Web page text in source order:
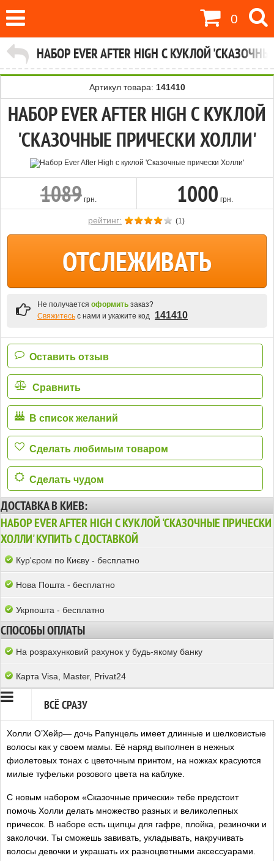
Артикул товара: 141410
НАБОР EVER AFTER HIGH С КУКЛОЙ
'СКАЗОЧНЫЕ ПРИЧЕСКИ ХОЛЛИ'
1089 грн. 1000 грн.
рейтинг: (1)
ОТСЛЕЖИВАТЬ
Не получается оформить заказ?
Свяжитесь с нами и укажите код 141410
Оставить отзыв
Сравнить
В список желаний
Сделать любимым товаром
Сделать чудом
ДОСТАВКА В КИЕВ:
НАБОР EVER AFTER HIGH С КУКЛОЙ 'СКАЗОЧНЫЕ ПРИЧЕСКИ
ХОЛЛИ' КУПИТЬ С ДОСТАВКОЙ
Кур'єром по Києву - бесплатно
Нова Пошта - бесплатно
Укрпошта - бесплатно
СПОСОБЫ ОПЛАТЫ
На розрахунковий рахунок у будь-якому банку
Карта Visa, Master, Privat24
ВСЁ СРАЗУ
Холли О’Хейр— дочь Рапунцель имеет длинные и шелковистые
волосы как у своем мамы. Её наряд выполнен в нежных
фиолетовых тонах с цветочным принтом, на ножках красуются
милые туфельки розового цвета на каблуке.
С новым набором «Сказочные прически» тебе предстоит
помочь Холли делать множество разных и великолепных
причесок. В наборе есть щипцы для гафре, плойка, резиночки и
заколочки. Ты сможешь завивать, укладывать, накручивать
волосы девочки и украшать их разноцветными аксессуарами.
0
НАБОР EVER AFTER HIGH С КУКЛОЙ